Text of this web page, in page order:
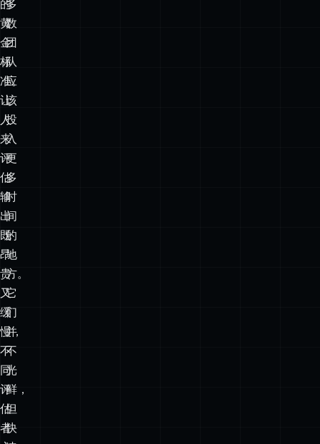
黄
金
标
准。
让
人
来
评
估
输
出
既
昂
贵
又
缓
慢，
不
同
评
估
者
之
数
团
队
应
该
投
入
更
多
时
间
的
地
方。
它
们
并
不
光
鲜，
但
快
速、